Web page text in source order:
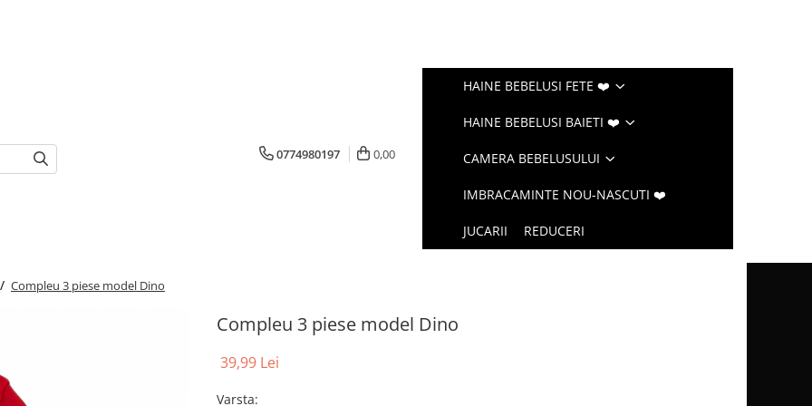
0774980197 0,00
HAINE BEBELUSI FETE ❤️
HAINE BEBELUSI BAIETI ❤️
CAMERA BEBELUSULUI
IMBRACAMINTE NOU-NASCUTI ❤️
JUCARII REDUCERI
Compleu 3 piese model Dino
Compleu 3 piese model Dino
39,99 Lei
Varsta: